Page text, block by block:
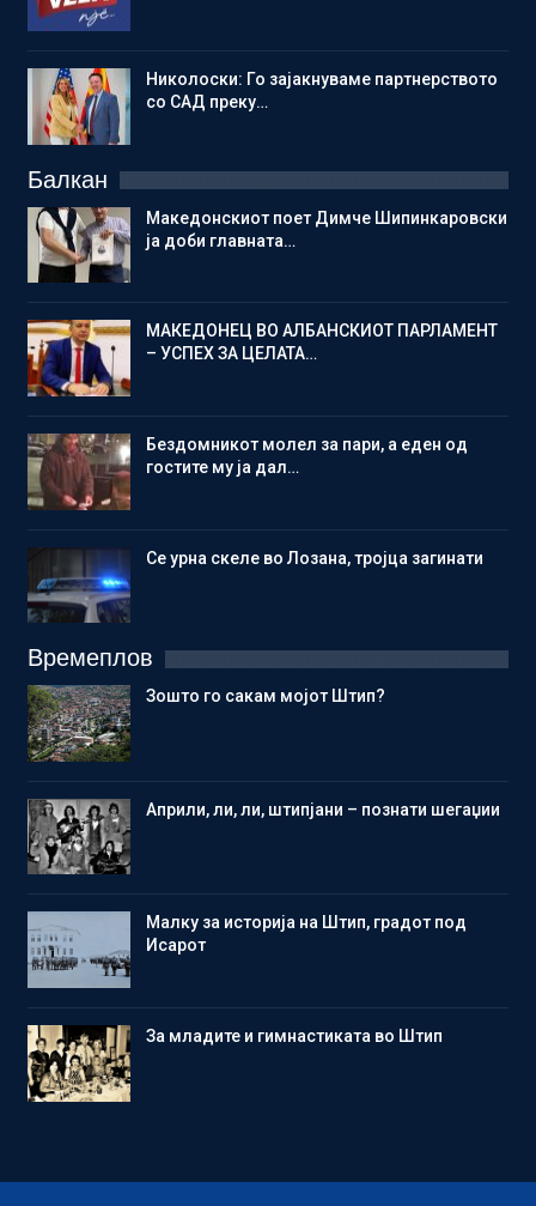
Николоски: Го зајакнуваме партнерството
со САД преку…
Балкан
Македонскиот поет Димче Шипинкаровски
ја доби главната…
МАКЕДОНЕЦ ВО АЛБАНСКИОТ ПАРЛАМЕНТ
– УСПЕХ ЗА ЦЕЛАТА…
Бездомникот молел за пари, а еден од
гостите му ја дал…
Се урна скеле во Лозана, тројца загинати
Времеплов
Зошто го сакам мојот Штип?
Aприли, ли, ли, штипјани – познати шегаџии
Малку за историја на Штип, градот под
Исарот
Зa младите и гимнастиката во Штип